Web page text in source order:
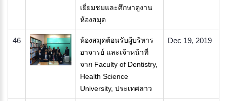
เยี่ยมชมและศึกษาดูงาน
ห้องสมุด
46
ห้องสมุดต้อนรับผู้บริหาร
อาจารย์ และเจ้าหน้าที่
จาก Faculty of Dentistry,
Health Science
University, ประเทศลาว
Dec 19, 2019